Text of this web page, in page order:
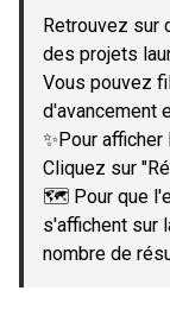
−
Retrouvez sur
des projets
Vous pouvez
d'avancement
✨Pour
Cliquez sur
🗺️ Pour que
s'affichent sur
nombre de